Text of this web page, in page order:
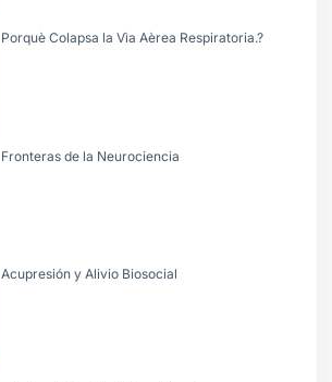
Porquè Colapsa la Vìa Aèrea Respiratoria.?
Fronteras de la Neurociencia
Acupresión y Alivio Biosocial